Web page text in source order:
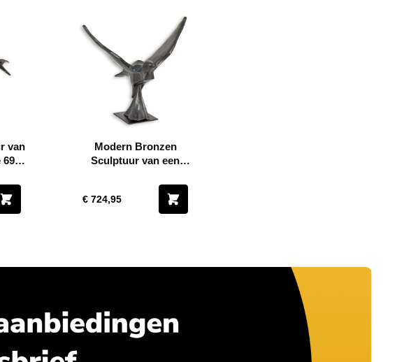
van
69,3
Modern Bronzen
Sculptuur van een
Breedte 62 cm
€ 724,95